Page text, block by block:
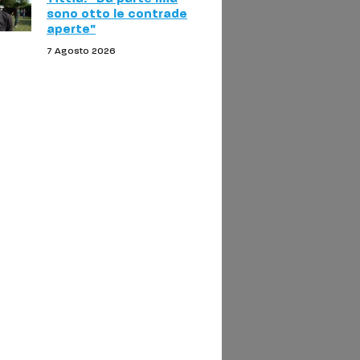
sono otto le contrade
aperte"
7 Agosto 2026